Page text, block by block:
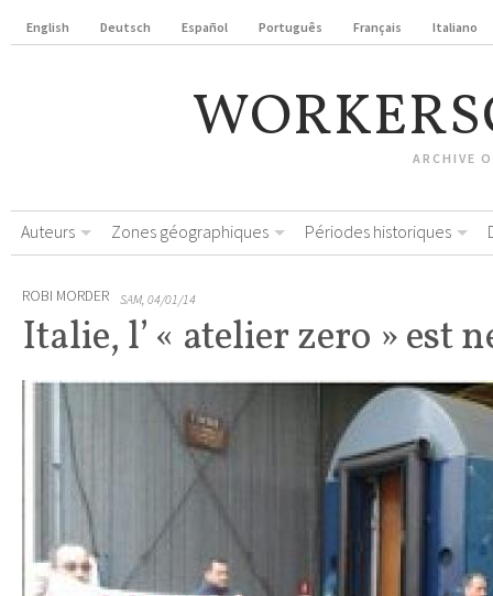
English Deutsch Español Português Français Italiano
ARCHIVE
Auteurs Zones géographiques Périodes historiques
ROBI MORDER SAM, 04/01/14
Italie, l’ « atelier zero » est